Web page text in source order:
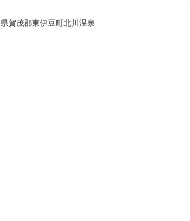
賀茂郡東伊豆町北川温泉